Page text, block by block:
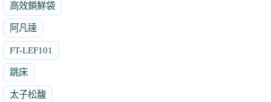
高效鎖鮮袋
阿凡達
FT-LEF101
跳床
太子松馥